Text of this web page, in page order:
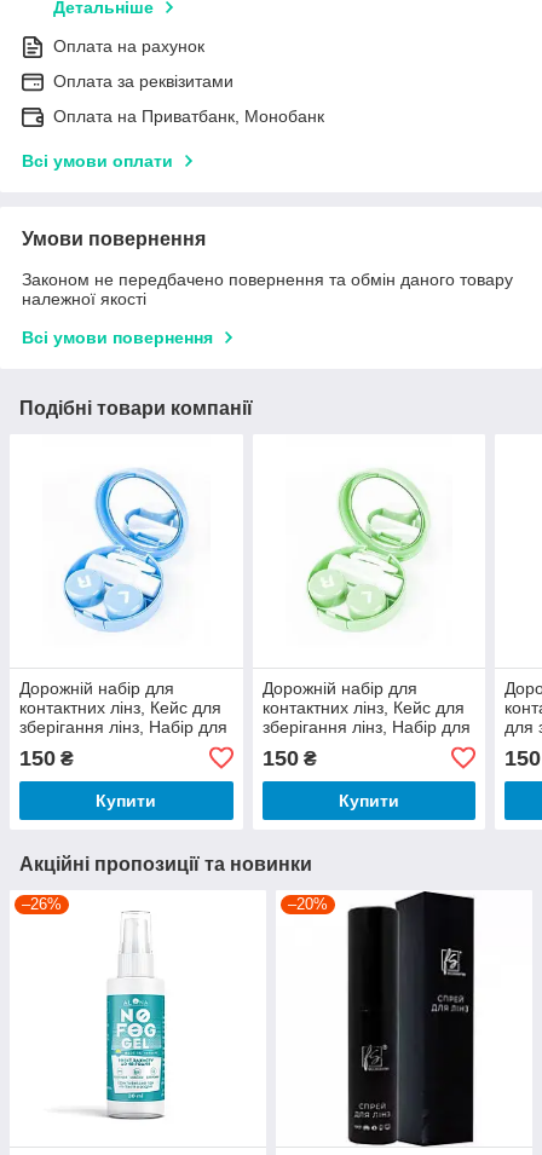
Детальніше
Оплата на рахунок
Оплата за реквізитами
Оплата на Приватбанк, Монобанк
Всі умови оплати
Умови повернення
Законом не передбачено повернення та обмін даного товару
належної якості
Всі умови повернення
Подібні товари компанії
Дорожній набір для
контактних лінз, Кейс для
зберігання лінз, Набір для
Коробочка для лінз
150 ₴
Купити
Дорожній набір для
контактних лінз, Кейс для
зберігання лінз, Набір для
Коробочка для лінз
150₴
Купити
для
150
Акційні пропозиції та новинки
–26% –20%